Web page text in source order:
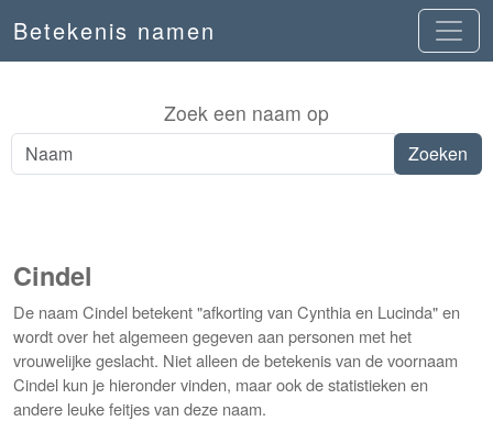
Betekenis namen
Zoek een naam op
Cindel
De naam Cindel betekent "afkorting van Cynthia en Lucinda" en
wordt over het algemeen gegeven aan personen met het
vrouwelijke geslacht. Niet alleen de betekenis van de voornaam
Cindel kun je hieronder vinden, maar ook de statistieken en
andere leuke feitjes van deze naam.